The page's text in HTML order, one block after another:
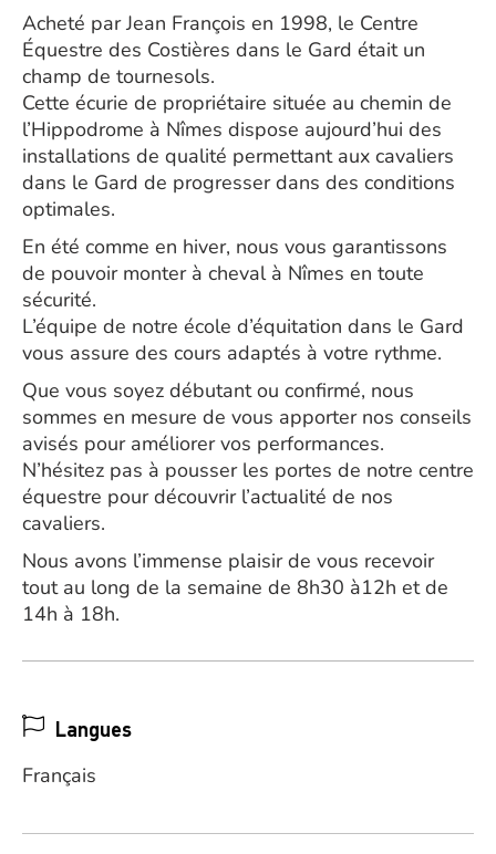
Acheté par Jean François en 1998, le Centre
Équestre des Costières dans le Gard était un
champ de tournesols.
Cette écurie de propriétaire située au chemin de
l’Hippodrome à Nîmes dispose aujourd’hui des
installations de qualité permettant aux cavaliers
dans le Gard de progresser dans des conditions
optimales.
En été comme en hiver, nous vous garantissons
de pouvoir monter à cheval à Nîmes en toute
sécurité.
L’équipe de notre école d’équitation dans le Gard
vous assure des cours adaptés à votre rythme.
Que vous soyez débutant ou confirmé, nous
sommes en mesure de vous apporter nos conseils
avisés pour améliorer vos performances.
N’hésitez pas à pousser les portes de notre centre
équestre pour découvrir l’actualité de nos
cavaliers.
Nous avons l’immense plaisir de vous recevoir
tout au long de la semaine de 8h30 à12h et de
14h à 18h.
Langues
Français